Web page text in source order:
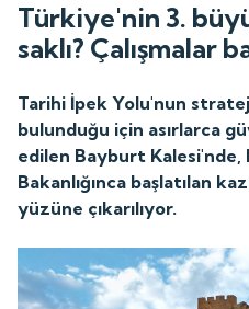
Türkiye'nin 3.
saklı? Çalışmalar
Tarihi İpek Yolu'nun
bulunduğu için asırlarca
edilen Bayburt
Bakanlığınca başlatılan
yüzüne çıkarılıyor.